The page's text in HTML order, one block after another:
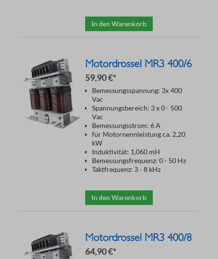
In den Warenkorb
Motordrossel MR3 400/6
59,90 €*
Bemessungsspannung: 3x 400
Vac
Spannungsbereich: 3 x 0 - 500
Vac
Bemessungsstrom: 6 A
für Motornennleistung ca. 2,20
kW
Induktivität: 1,060 mH
Bemessungsfrequenz: 0 - 50 Hz
Taktfrequenz: 3 - 8 kHz
In den Warenkorb
Motordrossel MR3 400/8
64,90 €*